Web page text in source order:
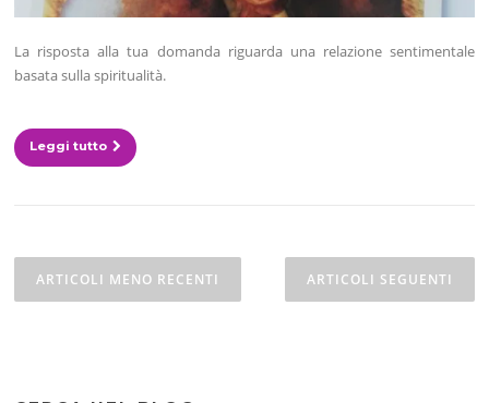
La risposta alla tua domanda riguarda una relazione sentimentale
basata sulla spiritualità.
Leggi tutto
articoli
ARTICOLI MENO RECENTI ARTICOLI SEGUENTI